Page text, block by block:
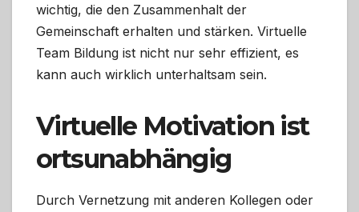
wichtig, die den Zusammenhalt der
Gemeinschaft erhalten und stärken. Virtuelle
Team Bildung ist nicht nur sehr effizient, es
kann auch wirklich unterhaltsam sein.
Virtuelle Motivation ist
ortsunabhängig
Durch Vernetzung mit anderen Kollegen oder